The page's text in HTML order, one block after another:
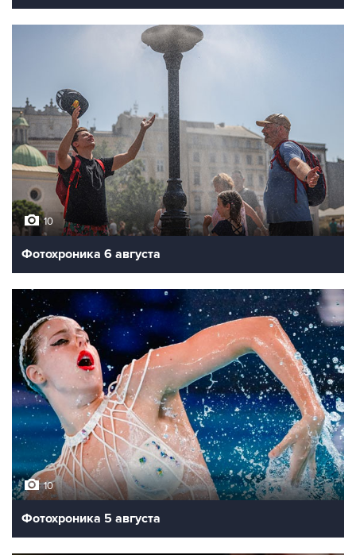
10
Фотохроника 6 августа
10
Фотохроника 5 августа